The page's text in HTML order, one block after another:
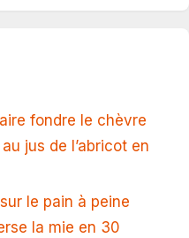
fondre le chèvre
jus de l’abricot en
le pain à peine
la mie en 30